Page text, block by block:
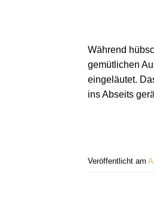
Während
gemütlichen
eingeläutet.
ins Abseits
Veröffentlicht am